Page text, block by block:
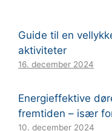
Guide til en
aktiviteter
16. december 2024
Energieffektive
fremtiden – især
10. december 2024